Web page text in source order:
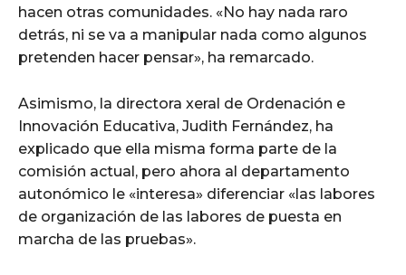
hacen otras comunidades. «No hay nada raro
detrás, ni se va a manipular nada como algunos
pretenden hacer pensar», ha remarcado.
Asimismo, la directora xeral de Ordenación e
Innovación Educativa, Judith Fernández, ha
explicado que ella misma forma parte de la
comisión actual, pero ahora al departamento
autonómico le «interesa» diferenciar «las labores
de organización de las labores de puesta en
marcha de las pruebas».